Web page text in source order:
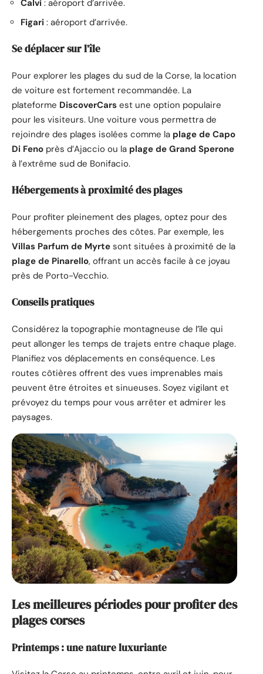
Calvi : aéroport d’arrivée.
Figari : aéroport d’arrivée.
Se déplacer sur l’île
Pour explorer les plages du sud de la Corse, la location
de voiture est fortement recommandée. La
plateforme DiscoverCars est une option populaire
pour les visiteurs. Une voiture vous permettra de
rejoindre des plages isolées comme la plage de Capo
Di Feno près d’Ajaccio ou la plage de Grand Sperone
à l’extrême sud de Bonifacio.
Hébergements à proximité des plages
Pour profiter pleinement des plages, optez pour des
hébergements proches des côtes. Par exemple, les
Villas Parfum de Myrte sont situées à proximité de la
plage de Pinarello, offrant un accès facile à ce joyau
près de Porto-Vecchio.
Conseils pratiques
Considérez la topographie montagneuse de l’île qui
peut allonger les temps de trajets entre chaque plage.
Planifiez vos déplacements en conséquence. Les
routes côtières offrent des vues imprenables mais
peuvent être étroites et sinueuses. Soyez vigilant et
prévoyez du temps pour vous arrêter et admirer les
paysages.
Les meilleures périodes pour profiter des
plages corses
Printemps : une nature luxuriante